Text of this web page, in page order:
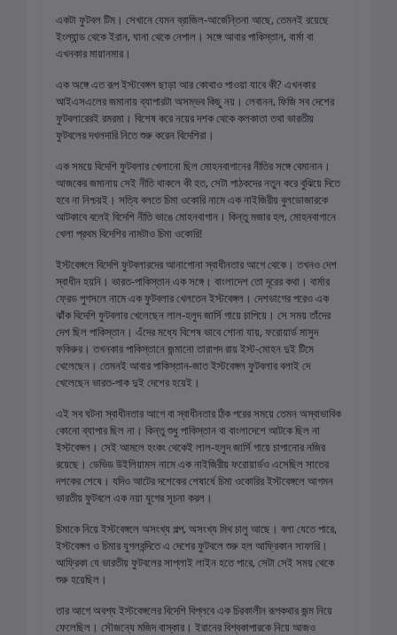
একটা ফুটবল টিম। সেখানে যেমন ব্রাজিল-আর্জেন্তিনা আছে, তেমনই রয়েছে
ইংল্যান্ড থেকে ইরান, ঘানা থেকে নেপাল। সঙ্গে আবার পাকিস্তান, বার্মা বা
এখনকার মায়ানমার।
এক অঙ্গে এত রূপ ইস্টবেঙ্গল ছাড়া আর কোথাও পাওয়া যাবে কী? এখনকার
আইএসএলের জমানায় ব্যাপারটা অসম্ভব কিছু নয়। লেবানন, ফিজি সব দেশের
ফুটবলারেরই রমরমা। বিশেষ করে নয়ের দশক থেকে কলকাতা তথা ভারতীয়
ফুটবলের দখলদারি নিতে শুরু করেন বিদেশিরা।
এক সময়ে বিদেশি ফুটবলার খেলানো ছিল মোহনবাগানের নীতির সঙ্গে বেমানান।
আজকের জমানায় সেই নীতি থাকলে কী হত, সেটা পাঠকদের নতুন করে বুঝিয়ে দিতে
হবে না নিশ্চয়ই। সত্যি বলতে চিমা ওকোরি নামে এক নাইজিরীয় বুলডোজারকে
আটকাবে বলেই বিদেশি নীতি ভাঙে মোহনবাগান। কিন্তু মজার হল, মোহনবাগানে
খেলা প্রথম বিদেশির নামটাও চিমা ওকোরি!
ইস্টবেঙ্গলে বিদেশি ফুটবলারদের আনাগোনা স্বাধীনতার আগে থেকে। তখনও দেশ
স্বাধীন হয়নি। ভারত-পাকিস্তান এক সঙ্গে। বাংলাদেশ তো দূরের কথা। বার্মার
ফ্রেড পুগসলে নামে এক ফুটবলার খেলতেন ইস্টবেঙ্গল। দেশভাগের পরেও এক
ঝাঁক বিদেশি ফুটবলার খেলেছেন লাল-হলুদ জার্সি গায়ে চাপিয়ে। সে সময় তাঁদের
দেশ ছিল পাকিস্তান। এঁদের মধ্যে বিশেষ ভাবে শোনা যায়, ফরোয়ার্ড মাসুদ
ফকিরুর। তখনকার পাকিস্তানে জন্মানো তারাপদ রায় ইস্ট-মোহন দুই টিমে
খেলেছেন। তেমনই আবার পাকিস্তান-জাত ইস্টবেঙ্গল ফুটবলার বলাই দে
খেলেছেন ভারত-পাক দুই দেশের হয়েই।
এই সব ঘটনা স্বাধীনতার আগে বা স্বাধীনতার ঠিক পরের সময়ে তেমন অস্বাভাবিক
কোনো ব্যাপার ছিল না। কিন্তু শুধু পাকিস্তান বা বাংলাদেশে আটকে ছিল না
ইস্টবেঙ্গল। সেই আমলে হংকং থেকেই লাল-হলুদ জার্সি গায়ে চাপানোর নজির
রয়েছে। ডেভিড উইলিয়ামস নামে এক নাইজিরীয় ফরোয়ার্ডও এসেছিল সাতের
দশকের শেষে। যদিও আটের দশেকের শেষার্ধে চিমা ওকোরির ইস্টবেঙ্গলে আগমন
ভারতীয় ফুটবলে এক নয়া যুগের সূচনা করল।
চিমাকে নিয়ে ইস্টবেঙ্গলে অসংখ্য গল্প, অসংখ্য মিথ চালু আছে। বলা যেতে পারে,
ইস্টবেঙ্গল ও চিমার যুগলবন্দিতে এ দেশের ফুটবলে শুরু হল আফ্রিকান সাফারি।
আফ্রিকা যে ভারতীয় ফুটবলের সাপ্লাই লাইন হতে পারে, সেটা সেই সময় থেকে
শুরু হয়েছিল।
তার আগে অবশ্য ইস্টবেঙ্গলের বিদেশি বিপ্লবে এক চিরকালীন রূপকথার জন্ম নিয়ে
ফেলেছিল। সৌজন্যে মজিদ বাস্কার। ইরানের বিশ্বকাপারকে নিয়ে আজও